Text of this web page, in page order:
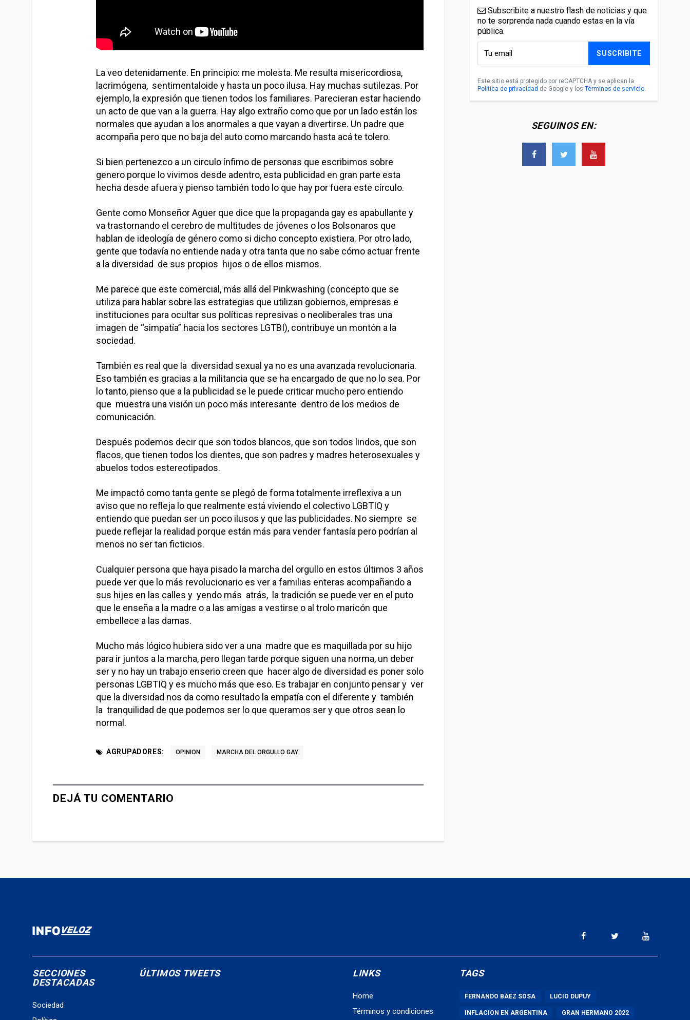
La veo detenidamente. En principio: me molesta. Me resulta misericordiosa,
lacrimógena, sentimentaloide y hasta un poco ilusa. Hay muchas sutilezas. Por
ejemplo, la expresión que tienen todos los familiares. Parecieran estar haciendo
un acto de que van a la guerra. Hay algo extraño como que por un lado están los
normales que ayudan a los anormales a que vayan a divertirse. Un padre que
acompaña pero que no baja del auto como marcando hasta acá te tolero.
Si bien pertenezco a un circulo ínfimo de personas que escribimos sobre
genero porque lo vivimos desde adentro, esta publicidad en gran parte esta
hecha desde afuera y pienso también todo lo que hay por fuera este círculo.
Gente como Monseñor Aguer que dice que la propaganda gay es apabullante y
va trastornando el cerebro de multitudes de jóvenes o los Bolsonaros que
hablan de ideología de género como si dicho concepto existiera. Por otro lado,
gente que todavía no entiende nada y otra tanta que no sabe cómo actuar frente
a la diversidad de sus propios hijos o de ellos mismos.
Me parece que este comercial, más allá del Pinkwashing (concepto que se
utiliza para hablar sobre las estrategias que utilizan gobiernos, empresas e
instituciones para ocultar sus políticas represivas o neoliberales tras una
imagen de “simpatía” hacia los sectores LGTBI), contribuye un montón a la
sociedad.
También es real que la diversidad sexual ya no es una avanzada revolucionaria.
Eso también es gracias a la militancia que se ha encargado de que no lo sea. Por
lo tanto, pienso que a la publicidad se le puede criticar mucho pero entiendo
que muestra una visión un poco más interesante dentro de los medios de
comunicación.
Después podemos decir que son todos blancos, que son todos lindos, que son
flacos, que tienen todos los dientes, que son padres y madres heterosexuales y
abuelos todos estereotipados.
Me impactó como tanta gente se plegó de forma totalmente irreflexiva a un
aviso que no refleja lo que realmente está viviendo el colectivo LGBTIQ y
entiendo que puedan ser un poco ilusos y que las publicidades. No siempre se
puede reflejar la realidad porque están más para vender fantasía pero podrían al
menos no ser tan ficticios.
Cualquier persona que haya pisado la marcha del orgullo en estos últimos 3 años
puede ver que lo más revolucionario es ver a familias enteras acompañando a
sus hijes en las calles y yendo más atrás, la tradición se puede ver en el puto
que le enseña a la madre o a las amigas a vestirse o al trolo maricón que
embellece a las damas.
Mucho más lógico hubiera sido ver a una madre que es maquillada por su hijo
para ir juntos a la marcha, pero llegan tarde porque siguen una norma, un deber
ser y no hay un trabajo enserio creen que hacer algo de diversidad es poner solo
personas LGBTIQ y es mucho más que eso. Es trabajar en conjunto pensar y ver
que la diversidad nos da como resultado la empatía con el diferente y también
la tranquilidad de que podemos ser lo que queramos ser y que otros sean lo
normal.
AGRUPADORES: OPINION MARCHA DEL ORGULLO GAY
DEJÁ TU COMENTARIO
Subscribite a nuestro flash de noticias y que
no te sorprenda nada cuando estas en la vía
pública.
SUSCRIBITE
Este sitio está protegido por reCAPTCHA y se aplican la
Política de privacidad de Google y los Términos de servicio.
SEGUINOS EN:
SECCIONES
DESTACADAS
Sociedad
ÚLTIMOS TWEETS LINKS
Home
Términos y condiciones
TAGS
FERNANDO BÁEZ SOSA LUCIO DUPUY
INFLACION EN ARGENTINA GRAN HERMANO 2022